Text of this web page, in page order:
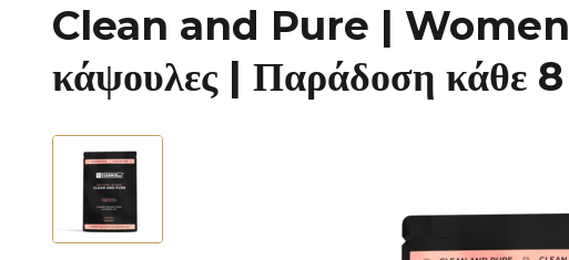
Clean and Pure |
κάψουλες | Παράδοση κάθε 8